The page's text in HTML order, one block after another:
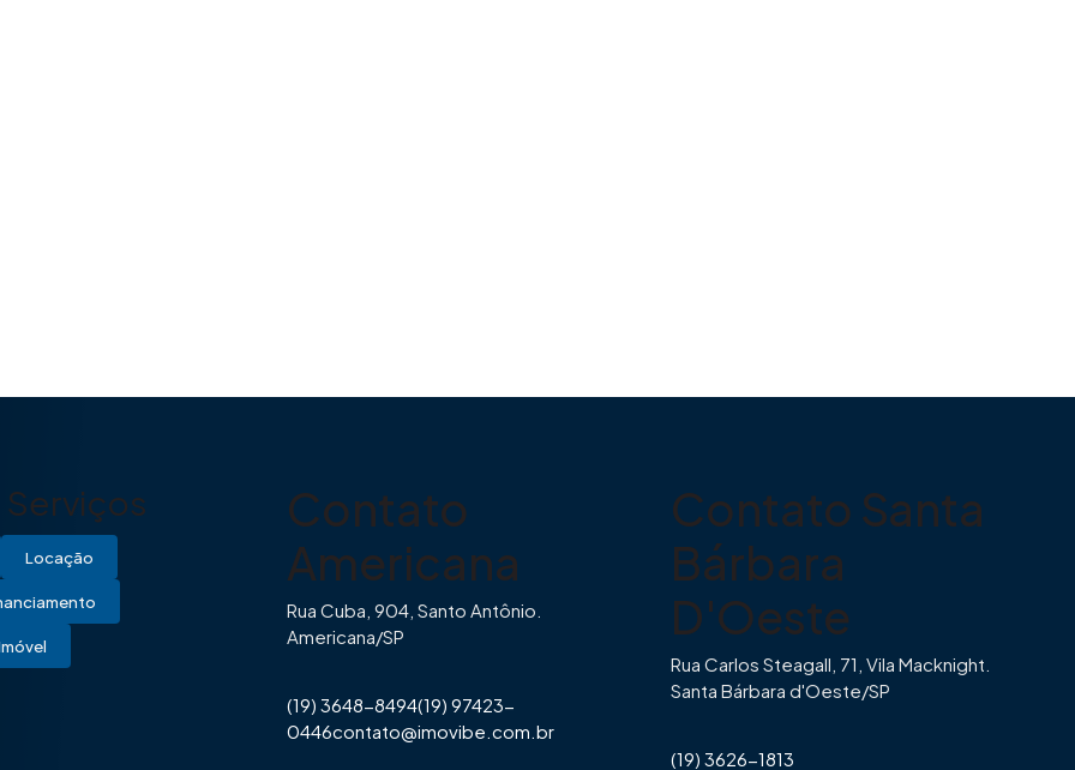
Serviços
Locação
Contato
Americana
Rua Cuba, 904, Santo Antônio.
Americana/SP
(19) 3648-8494(19) 97423-
0446contato@imovibe.com.br
Contato Santa
Bárbara
D'Oeste
Rua Carlos Steagall, 71, Vila Macknight.
Santa Bárbara d'Oeste/SP
(19) 3626-1813